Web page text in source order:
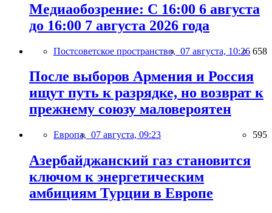
Медиаобозрение: С 16:00 6 августа
до 16:00 7 августа 2026 года
Постсоветское пространство, 07 августа, 10:26 658
После выборов Армения и Россия
ищут путь к разрядке, но возврат к
прежнему союзу маловероятен
Европа, 07 августа, 09:23 595
Азербайджанский газ становится
ключом к энергетическим
амбициям Турции в Европе